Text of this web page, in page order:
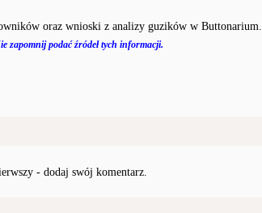
oraz wnioski z analizy guzików w Buttonarium.
zapomnij podać źródeł tych informacji.
- dodaj swój komentarz.